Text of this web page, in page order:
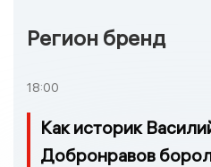
Регион бренд
18:00
Как историк
Добронравов